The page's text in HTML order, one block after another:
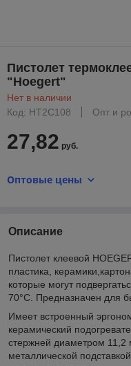
Пистолет
"Hoegert"
Нет в наличии
Код: HT2C108
Опт и
27,82 руб.
Оптовые цены
Описание
Пистолет клеевой
пластика,
которые могут
70°С. Предназначен для
Имеет встроенный
керамический
стержней диаметром
металлической